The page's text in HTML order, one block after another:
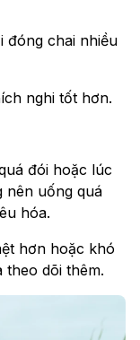
đóng chai nhiều
nghi tốt hơn.
đói hoặc lúc
nên uống quá
hóa.
hơn hoặc khó
theo dõi thêm.